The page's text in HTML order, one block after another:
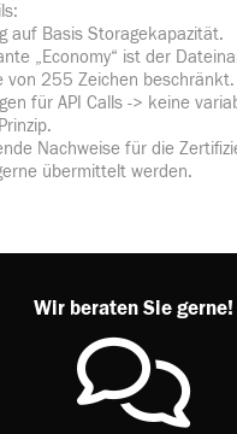
auf Basis Storagekapazität.
„Economy“ ist der
von 255 Zeichen beschränkt.
für API Calls -> keine
Nachweise für die
übermittelt werden.
Wir beraten Sie gerne!